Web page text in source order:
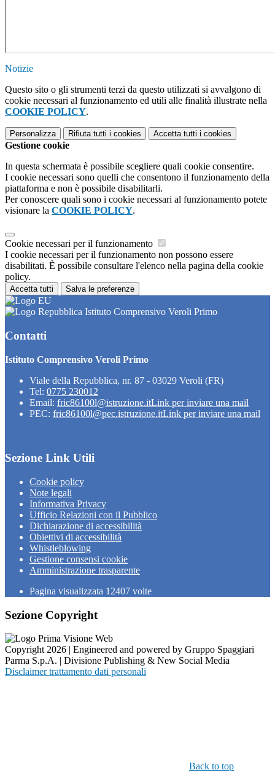
Notizie
Questo sito o gli strumenti terzi da questo utilizzati si avvalgono di
cookie necessari al funzionamento ed utili alle finalità illustrate nella
COOKIE POLICY.
Personalizza Rifiuta tutti i cookies Accetta tutti i cookies
Gestione cookie
In questa schermata è possibile scegliere quali cookie consentire.
I cookie necessari sono quelli che consentono il funzionamento della
piattaforma e non è possibile disabilitarli.
Per conoscere quali sono i cookie necessari al funzionamento potete
visionare la COOKIE POLICY.
Cookie necessari per il funzionamento
I cookie necessari per il funzionamento non possono essere
disabilitati. È possibile consultare l'elenco nella pagina della cookie
policy.
Accetta tutti Salva le preferenze
Istituto Comprensivo Veroli Primo
Contatti
Istituto Comprensivo Veroli Primo
Viale della Repubblica, nr. 87 - 03029 Veroli (FR)
Tel: 0775 230012
Email: fric86100l@istruzione.itLink per inviare una mail
PEC: fric86100l@pec.istruzione.itLink per inviare una mail
Sezione Link Utili
Cookie policy
Note legali
Informativa Privacy
Ufficio Relazioni con il Pubblico
Dichiarazione di accessibilità
Obiettivi di accessibilità
Whistleblowing
Gestione consensi cookie
Amministrazione trasparente
Pagina visualizzata 12407 volte
Sezione Copyright
Copyright 2026 | Engineered and powered by Gruppo Spaggiari
Parma S.p.A. | Divisione Publishing & New Social Media
Disclaimer trattamento dati personali
Back to top